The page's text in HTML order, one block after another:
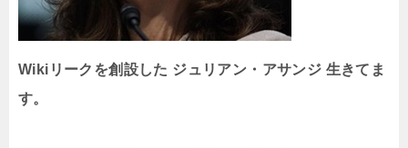
Wikiリークを創設した ジュリアン・アサンジ 生きてま
す。